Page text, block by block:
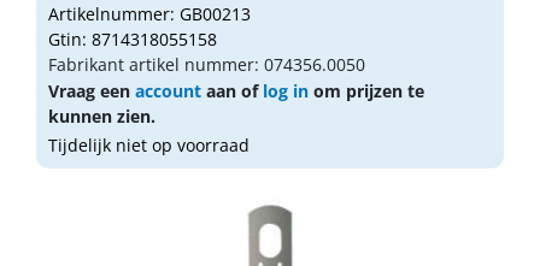
Artikelnummer: GB00213
Gtin: 8714318055158
Fabrikant artikel nummer: 074356.0050
Vraag een account aan of log in om prijzen te
kunnen zien.
Tijdelijk niet op voorraad